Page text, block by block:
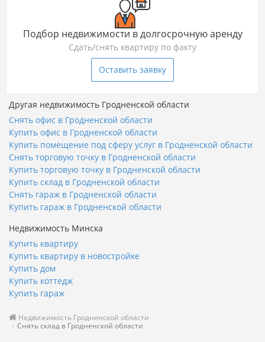
Подбор недвижимости в долгосрочную аренду
Сдать/снять квартиру по факту
Оставить заявку
Другая недвижимость Гродненской области
Снять офис в Гродненской области
Купить офис в Гродненской области
Купить помещение под сферу услуг в Гродненской области
Снять торговую точку в Гродненской области
Купить торговую точку в Гродненской области
Купить склад в Гродненской области
Снять гараж в Гродненской области
Купить гараж в Гродненской области
Недвижимость Минска
Купить квартиру
Купить квартиру в новостройке
Купить дом
Купить коттедж
Купить гараж
Недвижимость Гродненской области
Снять склад в Гродненской области